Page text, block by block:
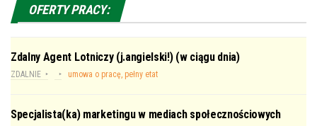
OFERTY PRACY:
Zdalny Agent Lotniczy (j.angielski!) (w ciągu dnia)
ZDALNIE umowa o pracę, pełny etat
Specjalista(ka) marketingu w mediach społecznościowych